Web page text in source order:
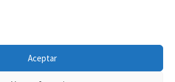
Aceptar